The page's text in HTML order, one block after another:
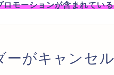
モーションが含まれてい
ーがキャンセ